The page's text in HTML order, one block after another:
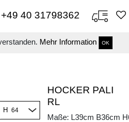
Mehr Information OK
+49 40 31798362
H
HOCKER PALI
RL
Maße: L39cm B36cm